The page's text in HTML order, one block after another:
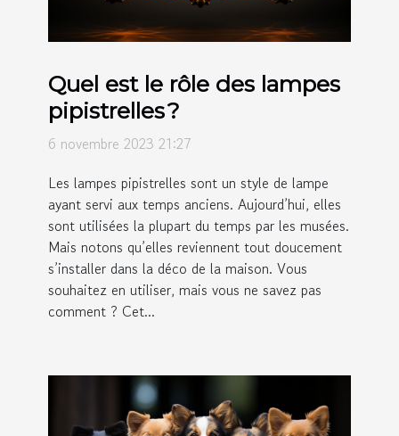
Quel est le rôle des lampes
pipistrelles ?
6 novembre 2023 21:27
Les lampes pipistrelles sont un style de lampe
ayant servi aux temps anciens. Aujourd’hui, elles
sont utilisées la plupart du temps par les musées.
Mais notons qu’elles reviennent tout doucement
s’installer dans la déco de la maison. Vous
souhaitez en utiliser, mais vous ne savez pas
comment ? Cet...